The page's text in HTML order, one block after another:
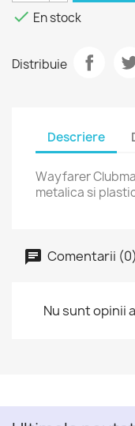
 En stock
Distribuie
Descriere
Wayfarer
metalica si
Comentarii (0)
Nu sunt opinii